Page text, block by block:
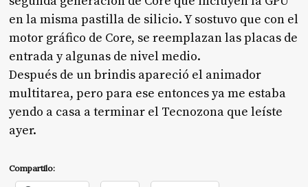
en la misma pastilla de silicio. Y sostuvo que con el
motor gráfico de Core, se reemplazan las placas de
entrada y algunas de nivel medio.
Después de un brindis apareció el animador
multitarea, pero para ese entonces ya me estaba
yendo a casa a terminar el Tecnozona que leíste
ayer.
Compartilo: